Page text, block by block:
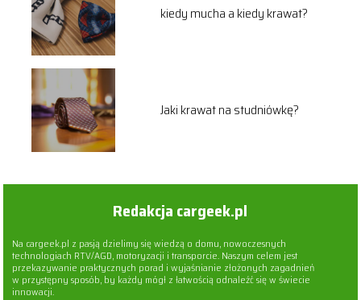
kiedy mucha a kiedy krawat?
Jaki krawat na studniówkę?
Redakcja cargeek.pl
Na cargeek.pl z pasją dzielimy się wiedzą o domu, nowoczesnych
technologiach RTV/AGD, motoryzacji i transporcie. Naszym celem jest
przekazywanie praktycznych porad i wyjaśnianie złożonych zagadnień
w przystępny sposób, by każdy mógł z łatwością odnaleźć się w świecie
innowacji.